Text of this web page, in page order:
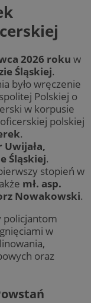
2026 roku w
Śląskiej.
było wręczenie
Polskiej o
w korpusie
polskiej
.
Śląskiej.
stopień w
mł. asp.
Nowakowski.
policjantom
w
oraz